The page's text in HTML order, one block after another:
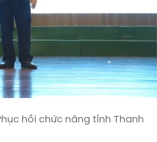
hồi chức năng tỉnh Thanh